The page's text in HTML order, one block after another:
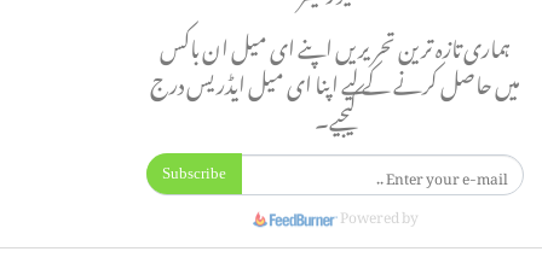
ہماری تازہ ترین تحریریں اپنے ای میل ان باکس
میں حاصل کرنے کے لیے اپنا ای میل ایڈریس درج
کیجیے۔
Subscribe
Powered by